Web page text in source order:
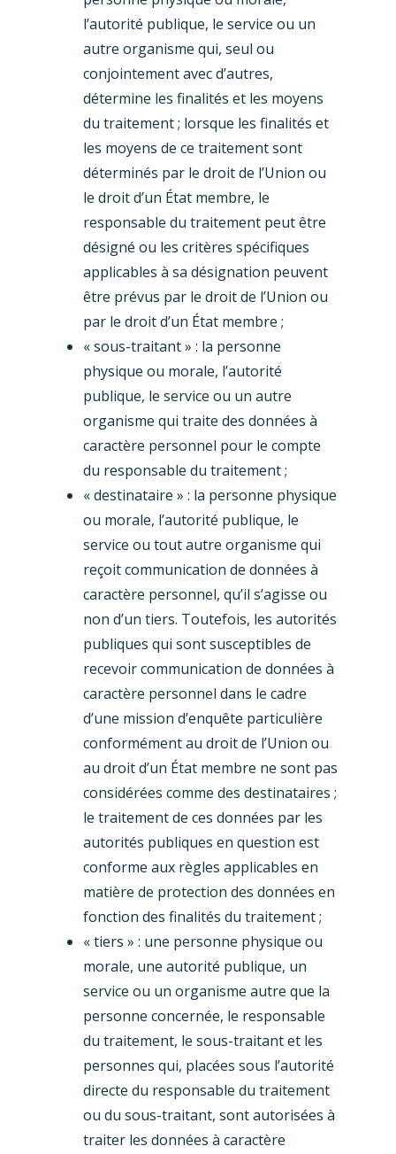
l’autorité publique, le service ou un
autre organisme qui, seul ou
conjointement avec d’autres,
détermine les finalités et les moyens
du traitement ; lorsque les finalités et
les moyens de ce traitement sont
déterminés par le droit de l’Union ou
le droit d’un État membre, le
responsable du traitement peut être
désigné ou les critères spécifiques
applicables à sa désignation peuvent
être prévus par le droit de l’Union ou
par le droit d’un État membre ;
« sous-traitant » : la personne
physique ou morale, l’autorité
publique, le service ou un autre
organisme qui traite des données à
caractère personnel pour le compte
du responsable du traitement ;
« destinataire » : la personne physique
ou morale, l’autorité publique, le
service ou tout autre organisme qui
reçoit communication de données à
caractère personnel, qu’il s’agisse ou
non d’un tiers. Toutefois, les autorités
publiques qui sont susceptibles de
recevoir communication de données à
caractère personnel dans le cadre
d’une mission d’enquête particulière
conformément au droit de l’Union ou
au droit d’un État membre ne sont pas
considérées comme des destinataires ;
le traitement de ces données par les
autorités publiques en question est
conforme aux règles applicables en
matière de protection des données en
fonction des finalités du traitement ;
« tiers » : une personne physique ou
morale, une autorité publique, un
service ou un organisme autre que la
personne concernée, le responsable
du traitement, le sous-traitant et les
personnes qui, placées sous l’autorité
directe du responsable du traitement
ou du sous-traitant, sont autorisées à
traiter les données à caractère